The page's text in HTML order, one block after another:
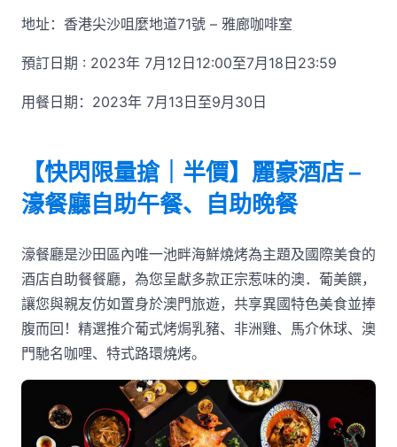
地址：香港尖沙咀麼地道71號 – 雅廊咖啡室
預訂日期 : 2023年 7月12日12:00至7月18日23:59
用餐日期：2023年 7月13日至9月30日
【快閃限量搶｜半價】麗豪酒店 –
濠餐廳自助午餐、自助晚餐
濠餐廳是沙田區內唯一池畔海鮮燒烤為主題及國際美食的
酒店自助餐餐廳，為您呈獻多款正宗惹味的澳．葡美饌，
讓您與親友仿如置身於澳門旅遊，共享異國特色美食並捧
腹而回！精選推介葡式烤焗乳豬、非洲雞、馬介休球、澳
門馳名咖哩、特式路環燒烤。